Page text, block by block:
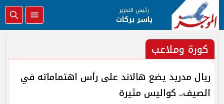
رئيس التحرير
ياسر بركات
كورة وملاعب
ريال مدريد يضع هالاند على رأس اهتماماته في
الصيف.. كواليس مثيرة